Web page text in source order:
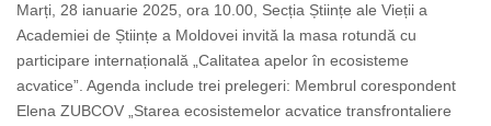
Marți, 28 ianuarie 2025, ora 10.00, Secția Științe ale Vieții a
Academiei de Științe a Moldovei invită la masa rotundă cu
participare internațională „Calitatea apelor în ecosisteme
acvatice”. Agenda include trei prelegeri: Membrul corespondent
Elena ZUBCOV „Starea ecosistemelor acvatice transfrontaliere